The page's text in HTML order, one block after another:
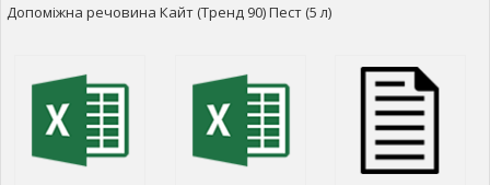
Допоміжна речовина Кайт (Тренд 90) Пест (5 л)